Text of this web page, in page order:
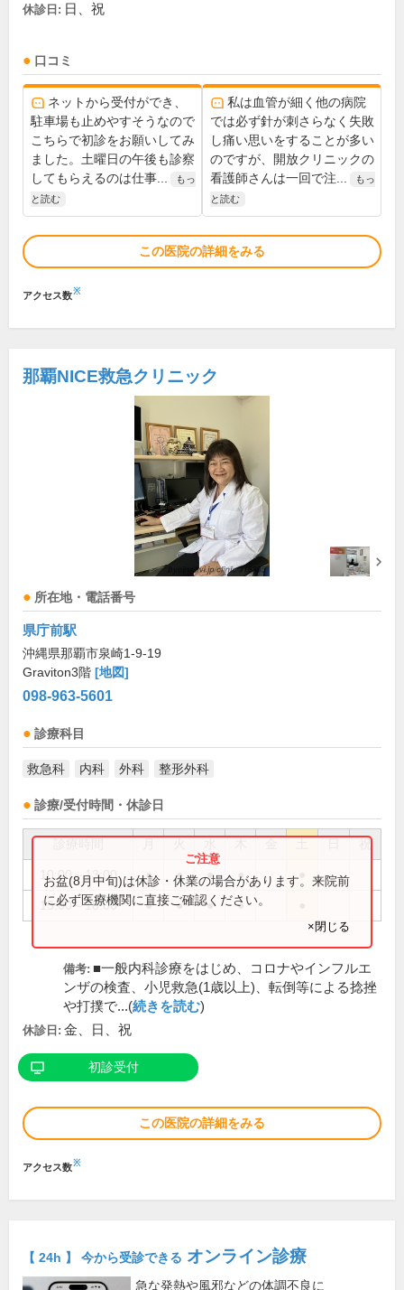
休診日: 日、祝
口コミ
ネットから受付ができ、
駐車場も止めやすそうなので
こちらで初診をお願いしてみ
ました。土曜日の午後も診察
してもらえるのは仕事...
もっ
と読む
私は血管が細く他の病院
では必ず針が刺さらなく失敗
し痛い思いをすることが多い
のですが、開放クリニックの
看護師さんは一回で注...
もっ
と読む
この医院の詳細をみる
アクセス数※
那覇NICE救急クリニック
所在地・電話番号
県庁前駅
沖縄県那覇市泉崎1-9-19
Graviton3階 [地図]
098-963-5601
診療科目
救急科 内科 外科 整形外科
診療/受付時間・休診日
祝
10:00～13:00 ● ● ● ●
15:00～18:00 ● ● ● ●
お盆(8月中旬)は休診・休業の場合があります。来院前
に必ず医療機関に直接ご確認ください。
×閉じる
備考: ■一般内科診療をはじめ、コロナやインフルエ
ンザの検査、小児救急(1歳以上)、転倒等による捻挫
や打撲で...(続きを読む)
休診日: 金、日、祝
初診受付
この医院の詳細をみる
アクセス数※
【 24h 】 今から受診できる オンライン診療
急な発熱や風邪などの体調不良に